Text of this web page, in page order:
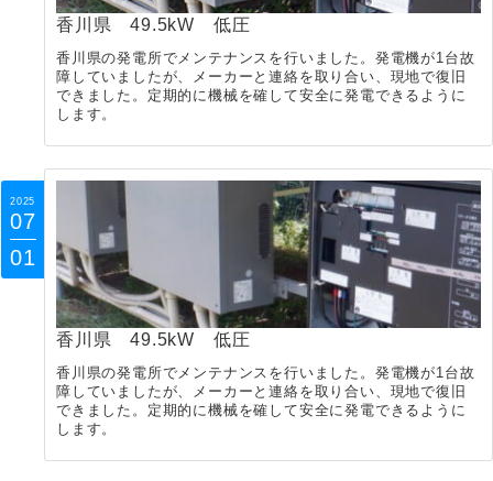
香川県 49.5kW 低圧
香川県の発電所でメンテナンスを行いました。発電機が1台故
障していましたが、メーカーと連絡を取り合い、現地で復旧
できました。定期的に機械を確して安全に発電できるように
します。
2025
07
01
香川県 49.5kW 低圧
香川県の発電所でメンテナンスを行いました。発電機が1台故
障していましたが、メーカーと連絡を取り合い、現地で復旧
できました。定期的に機械を確して安全に発電できるように
します。